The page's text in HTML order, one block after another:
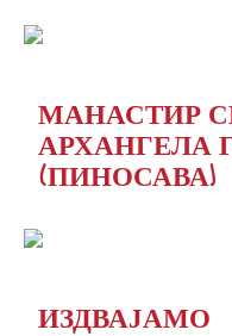
МАНАСТИР
АРХАНГЕЛА
(ПИНОСАВА)
ИЗДВАЈАМО